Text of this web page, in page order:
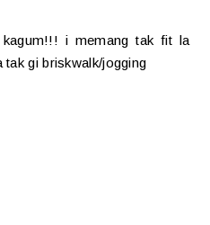
i memang tak fit la
gi briskwalk/jogging